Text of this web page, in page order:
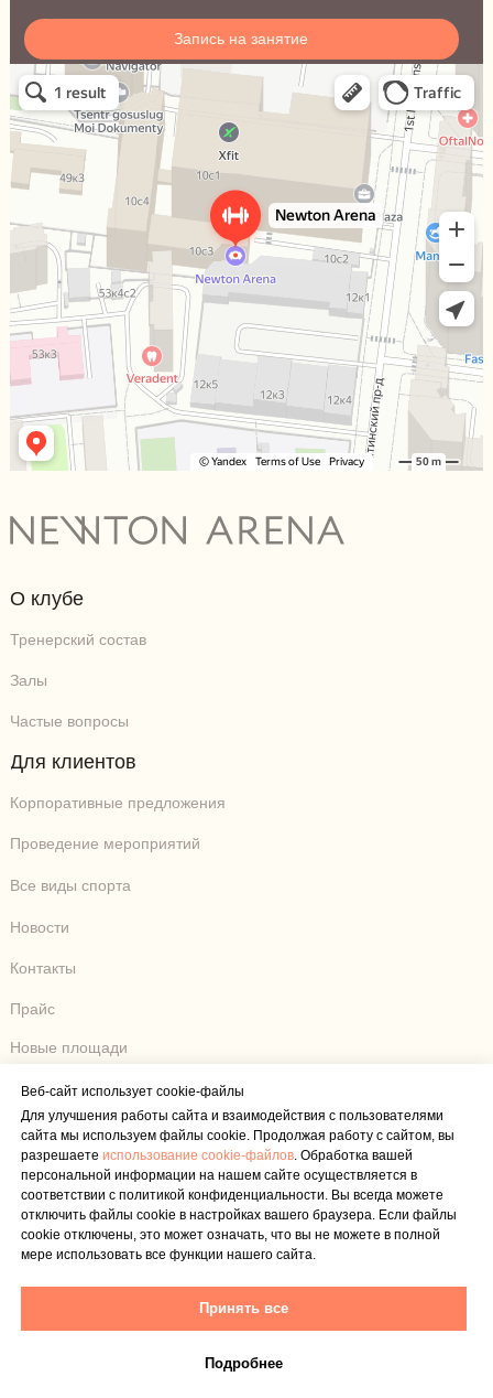
Веб-сайт использует cookie-файлы
Для улучшения работы сайта и взаимодействия с пользователями
сайта мы используем файлы cookie. Продолжая работу с сайтом, вы
разрешаете использование cookie-файлов. Обработка вашей
персональной информации на нашем сайте осуществляется в
соответствии с политикой конфиденциальности. Вы всегда можете
отключить файлы cookie в настройках вашего браузера. Если файлы
cookie отключены, это может означать, что вы не можете в полной
мере использовать все функции нашего сайта.
Принять все
Подробнее
Запись на занятие
Ньютон Арена
Спортивный клуб, секция в Москве
Сквош-клуб в Москве
Политика В Отношении Персональных Данных
Использование Cookie-Файлов
Договор Оферта
Правила Клуба
© 2025 NEWTON ARENA
ОБЩЕСТВО С ОГРАНИЧЕННОЙ
Адрес: 115230, Город Москва, Нагатинский 1-Й Пр-Д,
, Телефон
О клубе
Тренерский состав
Залы
Частые вопросы
Для клиентов
Корпоративные предложения
Проведение мероприятий
Все виды спорта
Новости
Контакты
Прайс
Новые площади